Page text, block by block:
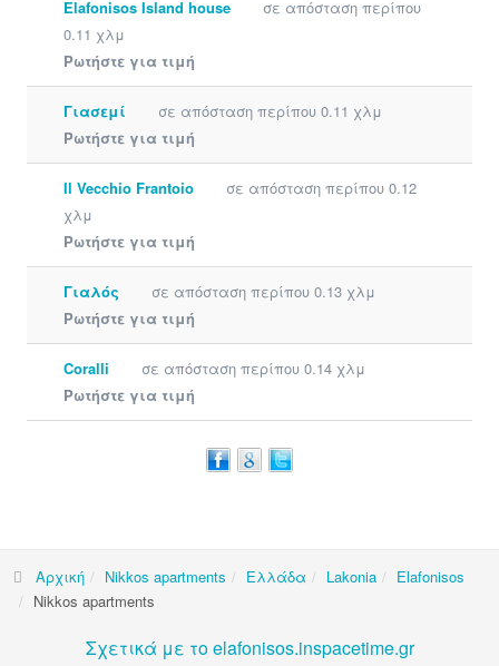
Elafonisos Island house
σε απόσταση περίπου
0.11 χλμ
Ρωτήστε για τιμή
Γιασεμί
σε απόσταση περίπου 0.11 χλμ
Ρωτήστε για τιμή
Il Vecchio Frantoio
σε απόσταση περίπου 0.12
χλμ
Ρωτήστε για τιμή
Γιαλός
σε απόσταση περίπου 0.13 χλμ
Ρωτήστε για τιμή
Coralli
σε απόσταση περίπου 0.14 χλμ
Ρωτήστε για τιμή
Αρχική Nikkos apartments Ελλάδα Lakonia
Elafonisos
Nikkos apartments
Σχετικά με το elafonisos.inspacetime.gr